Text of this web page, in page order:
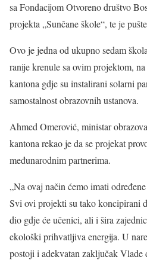
sa Fondacijom Otvoreno društvo
projekta „Sunčane škole“, te je
Ovo je jedna od ukupno sedam
ranije krenule sa ovim projektom,
kantona gdje su instalirani solarni
samostalnost obrazovnih ustanova.
Ahmed Omerović, ministar
kantona rekao je da se projekat
međunarodnim partnerima.
„Na ovaj način ćemo imati
Svi ovi projekti su tako koncipirani
dio gdje će učenici, ali i šira
ekološki prihvatljiva energija. U
postoji i adekvatan zaključak Vlade